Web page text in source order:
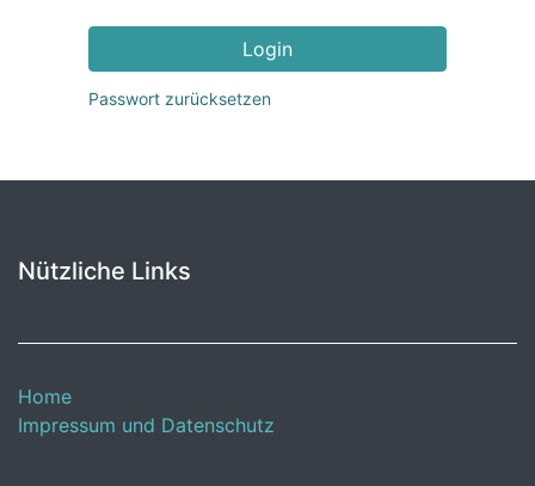
Login
Passwort zurücksetzen
Nützliche Links
Home
Impressum und Datenschutz